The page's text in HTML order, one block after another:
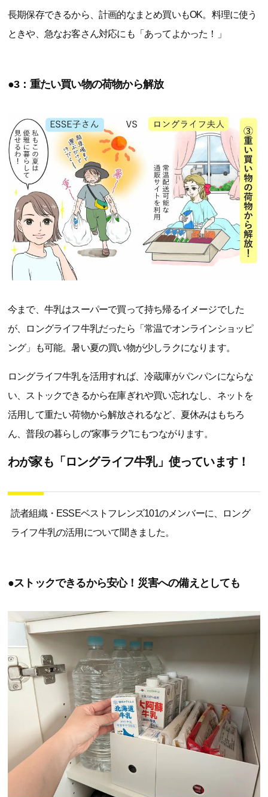
長期保存できるから、計画的なまとめ買いもOK。料理に使う
ときや、急なお客さん対応にも「あってよかった！」
●3：重たい買い物の荷物から解放
今まで、牛乳はスーパーで買って持ち帰るイメージでした
が、ロングライフ牛乳だったら「常温でオンラインショッピ
ング」も可能。暑い夏の買い物が少しラクになります。
ロングライフ牛乳を活用すれば、冷蔵庫がパンパンにならな
い、ストックできるから在庫ぎれや買い忘れなし、ネットを
活用して重たい荷物から解放されるなど、夏休みはもちろ
ん、普段の暮らしの“家事ラク”にもつながります。
わが家も「ロングライフ牛乳」使っています！
読者組織・ESSEベストフレンズ101のメンバーに、ロング
ライフ牛乳の活用について聞きました。
●ストックできるから安心！災害への備えとしても